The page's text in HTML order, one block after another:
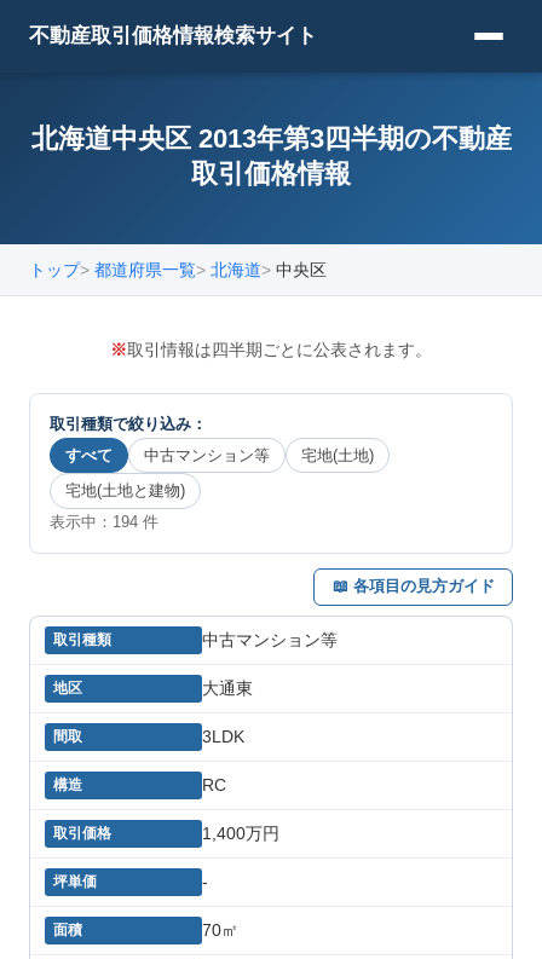
不動産取引価格情報検索サイト
北海道中央区 2013年第3四半期の不動産
取引価格情報
トップ 都道府県一覧 北海道 中央区
※取引情報は四半期ごとに公表されます。
取引種類で絞り込み：
すべて
中古マンション等
宅地(土地)
宅地(土地と建物)
表示中： 194 件
📖 各項目の見方ガイド
中古マンション等
大通東
3LDK
RC
1,400万円
-
70㎡